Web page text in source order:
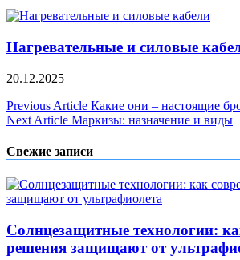
Нагревательные и силовые
20.12.2025
Навигация
по
записям
Previous Article Какие они – настоящие
Next Article Маркизы: назначение и виды
Свежие записи
Солнцезащитные технологии:
решения защищают от